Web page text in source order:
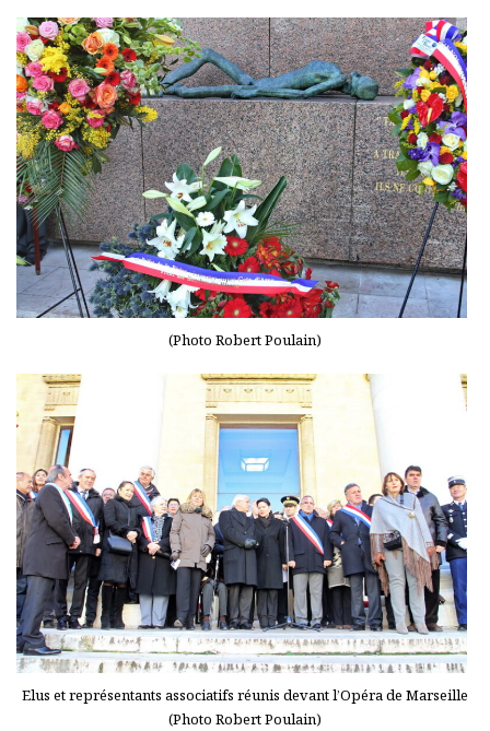
(Photo Robert Poulain)
Elus et représentants associatifs réunis devant l’Opéra de Marseille
(Photo Robert Poulain)